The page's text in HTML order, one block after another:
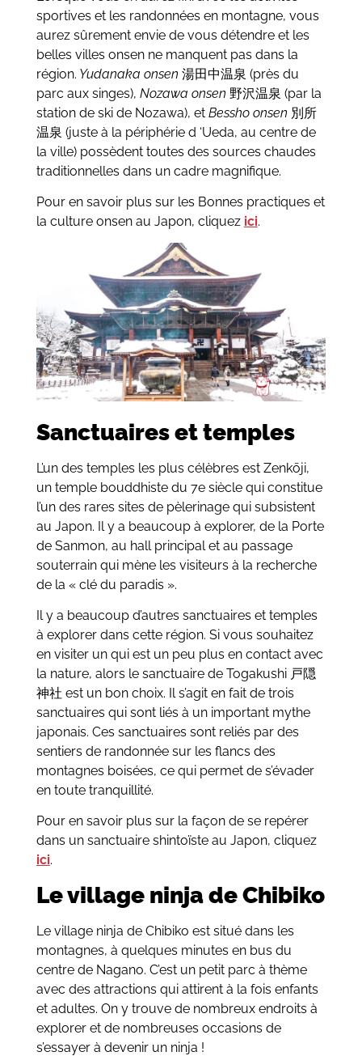
sportives et les randonnées en montagne, vous
aurez sûrement envie de vous détendre et les
belles villes onsen ne manquent pas dans la
région. Yudanaka onsen 湯田中温泉 (près du
parc aux singes), Nozawa onsen 野沢温泉 (par la
station de ski de Nozawa), et Bessho onsen 別所
温泉 (juste à la périphérie d ‘Ueda, au centre de
la ville) possèdent toutes des sources chaudes
traditionnelles dans un cadre magnifique.
Pour en savoir plus sur les Bonnes practiques et
la culture onsen au Japon, cliquez ici.
Sanctuaires et temples
L’un des temples les plus célèbres est Zenkōji,
un temple bouddhiste du 7e siècle qui constitue
l’un des rares sites de pèlerinage qui subsistent
au Japon. Il y a beaucoup à explorer, de la Porte
de Sanmon, au hall principal et au passage
souterrain qui mène les visiteurs à la recherche
de la « clé du paradis ».
Il y a beaucoup d’autres sanctuaires et temples
à explorer dans cette région. Si vous souhaitez
en visiter un qui est un peu plus en contact avec
la nature, alors le sanctuaire de Togakushi 戸隠
神社 est un bon choix. Il s’agit en fait de trois
sanctuaires qui sont liés à un important mythe
japonais. Ces sanctuaires sont reliés par des
sentiers de randonnée sur les flancs des
montagnes boisées, ce qui permet de s’évader
en toute tranquillité.
Pour en savoir plus sur la façon de se repérer
dans un sanctuaire shintoïste au Japon, cliquez
ici.
Le village ninja de Chibiko
Le village ninja de Chibiko est situé dans les
montagnes, à quelques minutes en bus du
centre de Nagano. C’est un petit parc à thème
avec des attractions qui attirent à la fois enfants
et adultes. On y trouve de nombreux endroits à
explorer et de nombreuses occasions de
s’essayer à devenir un ninja !